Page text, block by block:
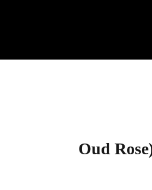
اسانس خوشبو کننده هوا عود رز رید (Oud Rose